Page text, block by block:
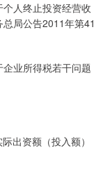
人终止投资经营收
局公告2011年第41
业所得税若干问题
出资额（投入额）